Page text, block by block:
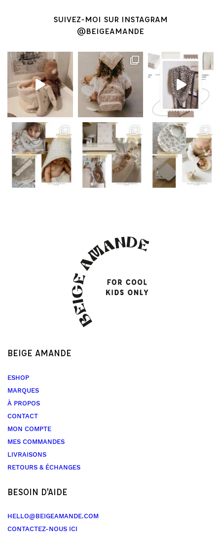
SUIVEZ-MOI SUR INSTAGRAM
@BEIGEAMANDE
BEIGE AMANDE
ESHOP
MARQUES
À PROPOS
CONTACT
MON COMPTE
MES COMMANDES
LIVRAISONS
RETOURS & ÉCHANGES
BESOIN D'AIDE
HELLO@BEIGEAMANDE.COM
CONTACTEZ-NOUS ICI